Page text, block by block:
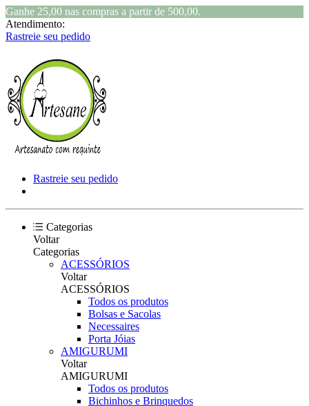
Ganhe 25,00 nas compras a partir de 500,00.
Atendimento:
Rastreie seu pedido
Rastreie seu pedido
Categorias
Voltar
Categorias
ACESSÓRIOS
Voltar
ACESSÓRIOS
Todos os produtos
Bolsas e Sacolas
Necessaires
Porta Jóias
AMIGURUMI
Voltar
AMIGURUMI
Todos os produtos
Bichinhos e Brinquedos